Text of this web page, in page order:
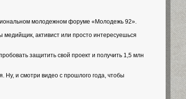
молодежном форуме «Молодежь 92».
активист или просто интересуешься
защитить свой проект и получить 1,5 млн
Ну, и смотри видео с прошлого года, чтобы